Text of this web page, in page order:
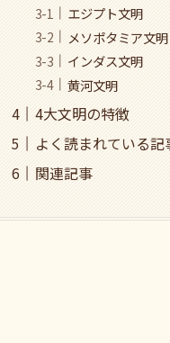
エジプト文明
メソポタミア文明
インダス文明
黄河文明
4大文明の特徴
よく読まれている記
関連記事